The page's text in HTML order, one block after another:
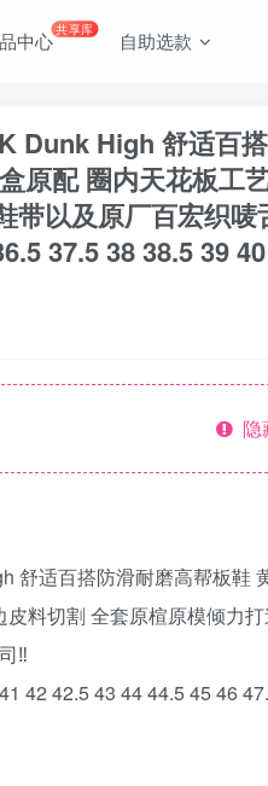
中心共享库 自助选款
Dunk High 舒适百
原配 圈内天花板工
带以及原厂百宏织
37.5 38 38.5 39
隐
舒适百搭防滑耐磨高帮板
料切割 全套原楦原模倾力
‼️
42 42.5 43 44 44.5 45 46